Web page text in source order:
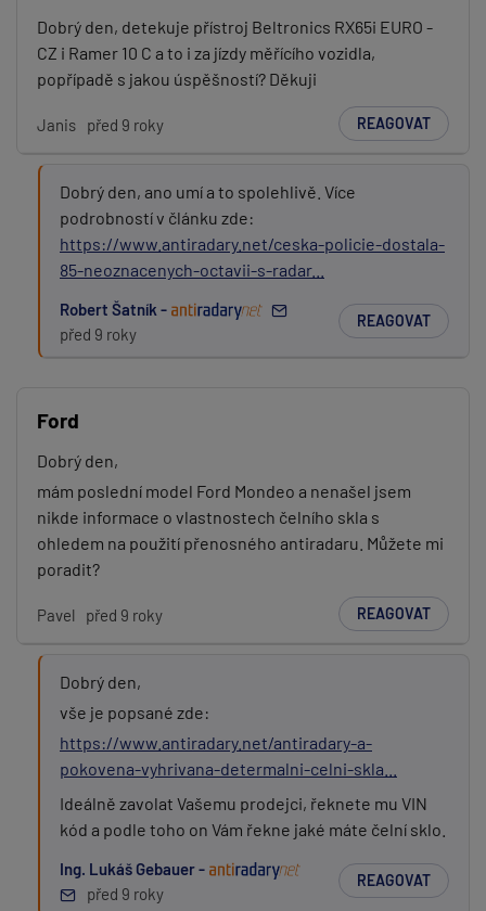
Dobrý den, detekuje přístroj Beltronics RX65i EURO -
CZ i Ramer 10 C a to i za jízdy měřícího vozidla,
popřípadě s jakou úspěšností? Děkuji
Janis před 9 roky REAGOVAT
Dobrý den, ano umí a to spolehlivě. Více
podrobností v článku zde:
https://www.antiradary.net/ceska-policie-dostala-
85-neoznacenych-octavii-s-radar...
Robert Šatník -
před 9 roky
REAGOVAT
Ford
Dobrý den,
mám poslední model Ford Mondeo a nenašel jsem
nikde informace o vlastnostech čelního skla s
ohledem na použití přenosného antiradaru. Můžete mi
poradit?
Pavel před 9 roky REAGOVAT
Dobrý den,
vše je popsané zde:
https://www.antiradary.net/antiradary-a-
pokovena-vyhrivana-determalni-celni-skla...
Ideálně zavolat Vašemu prodejci, řeknete mu VIN
kód a podle toho on Vám řekne jaké máte čelní sklo.
Ing. Lukáš Gebauer -
před 9 roky
REAGOVAT